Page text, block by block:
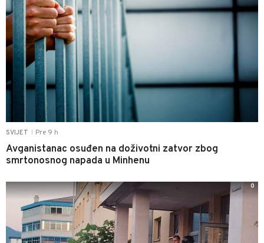
SVIJET Pre 9 h
Avganistanac osuđen na doživotni zatvor zbog
smrtonosnog napada u Minhenu
0